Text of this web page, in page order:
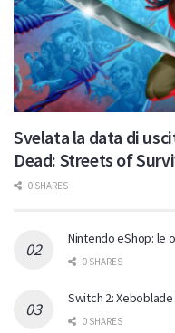
Svelata la data di
Dead: Streets of
0 SHARES
Nintendo eShop: le
0 SHARES
Switch 2:
0 SHARES